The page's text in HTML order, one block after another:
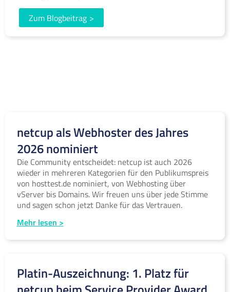
Zum Blogbeitrag >
netcup als Webhoster des Jahres
2026 nominiert
Die Community entscheidet: netcup ist auch 2026
wieder in mehreren Kategorien für den Publikumspreis
von hosttest.de nominiert, von Webhosting über
vServer bis Domains. Wir freuen uns über jede Stimme
und sagen schon jetzt Danke für das Vertrauen.
Mehr lesen >
Platin-Auszeichnung: 1. Platz für